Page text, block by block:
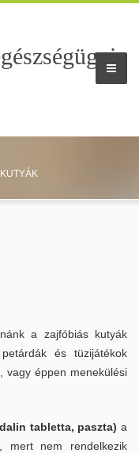
a zajfóbiás kutyák
és tüzijátékok
vagy éppen menekülési
tabletta, paszta) a
mert nem rendelkezik